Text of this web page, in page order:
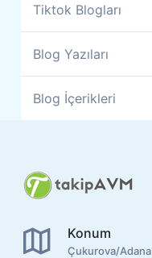
Tiktok Blogları
Blog Yazıları
Blog İçerikleri
Konum
Çukurova/Adana